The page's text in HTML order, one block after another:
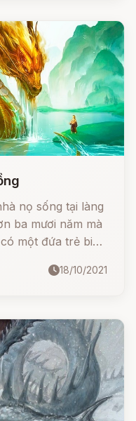
nọ sống tại làng
ba mươi năm mà
một đứa trẻ biết
mụn con. Sau
18/10/2021